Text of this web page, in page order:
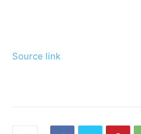
Source link